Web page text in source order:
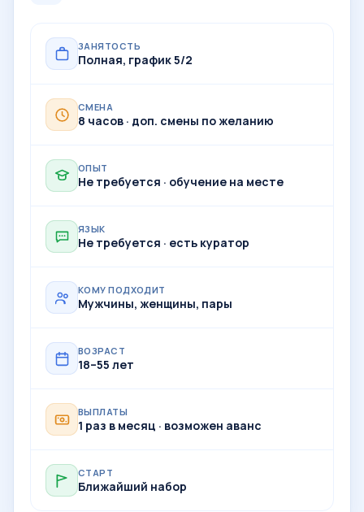
ЗАНЯТОСТЬ
Полная, график 5/2
СМЕНА
8 часов · доп. смены по желанию
ОПЫТ
Не требуется · обучение на месте
ЯЗЫК
Не требуется · есть куратор
КОМУ ПОДХОДИТ
Мужчины, женщины, пары
ВОЗРАСТ
18–55 лет
ВЫПЛАТЫ
1 раз в месяц · возможен аванс
СТАРТ
Ближайший набор